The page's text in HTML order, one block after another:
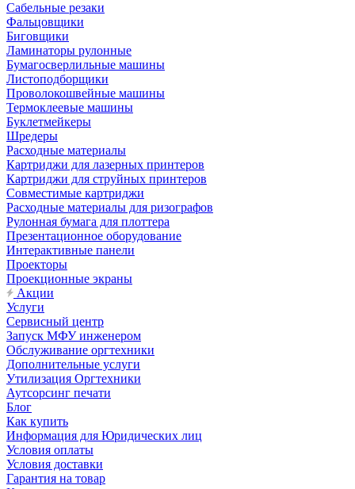
Сабельные резаки
Фальцовщики
Биговщики
Ламинаторы рулонные
Бумагосверлильные машины
Листоподборщики
Проволокошвейные машины
Термоклеевые машины
Буклетмейкеры
Шредеры
Расходные материалы
Картриджи для лазерных принтеров
Картриджи для струйных принтеров
Совместимые картриджи
Расходные материалы для ризографов
Рулонная бумага для плоттера
Презентационное оборудование
Интерактивные панели
Проекторы
Проекционные экраны
Акции
Услуги
Сервисный центр
Запуск МФУ инженером
Обслуживание оргтехники
Дополнительные услуги
Утилизация Оргтехники
Аутсорсинг печати
Блог
Как купить
Информация для Юридических лиц
Условия оплаты
Условия доставки
Гарантия на товар